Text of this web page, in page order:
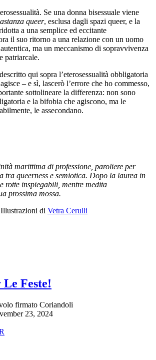
Se una donna bisessuale viene
queer, esclusa dagli spazi queer, e la
a una semplice ed eccitante
il suo ritorno a una relazione con un uomo
ma un meccanismo di sopravvivenza
patriarcale.
qui sopra l’eterosessualità obbligatoria
– e sì, lascerò l’errore che ho commesso,
sottolineare la differenza: non sono
e la bifobia che agiscono, ma le
le assecondano.
marittima di professione, paroliere per
tra queerness e semiotica. Dopo la laurea in
rotte inspiegabili, mentre medita
prossima mossa.
Illustrazioni di Vetra Cerulli
Feste!
firmato Coriandoli
23, 2024